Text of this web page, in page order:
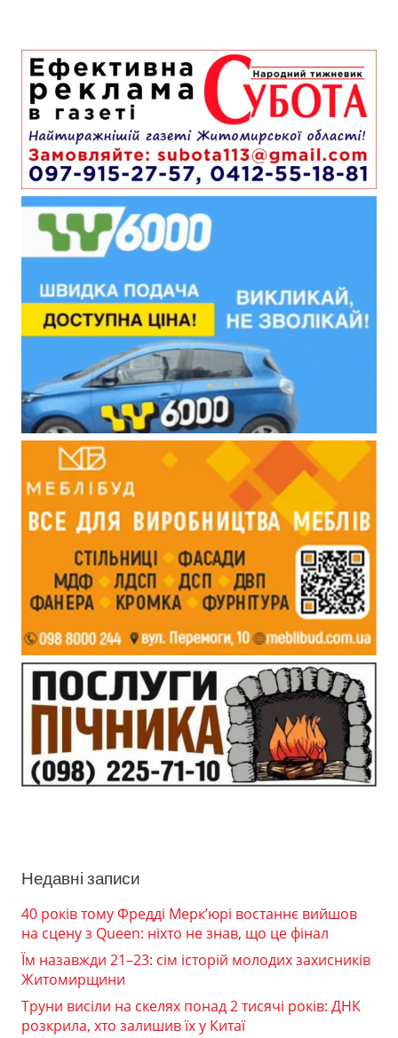
Недавні записи
40 років тому Фредді Мерк’юрі востаннє вийшов
на сцену з Queen: ніхто не знав, що це фінал
Їм назавжди 21–23: сім історій молодих захисників
Житомирщини
Труни висіли на скелях понад 2 тисячі років: ДНК
розкрила, хто залишив їх у Китаї